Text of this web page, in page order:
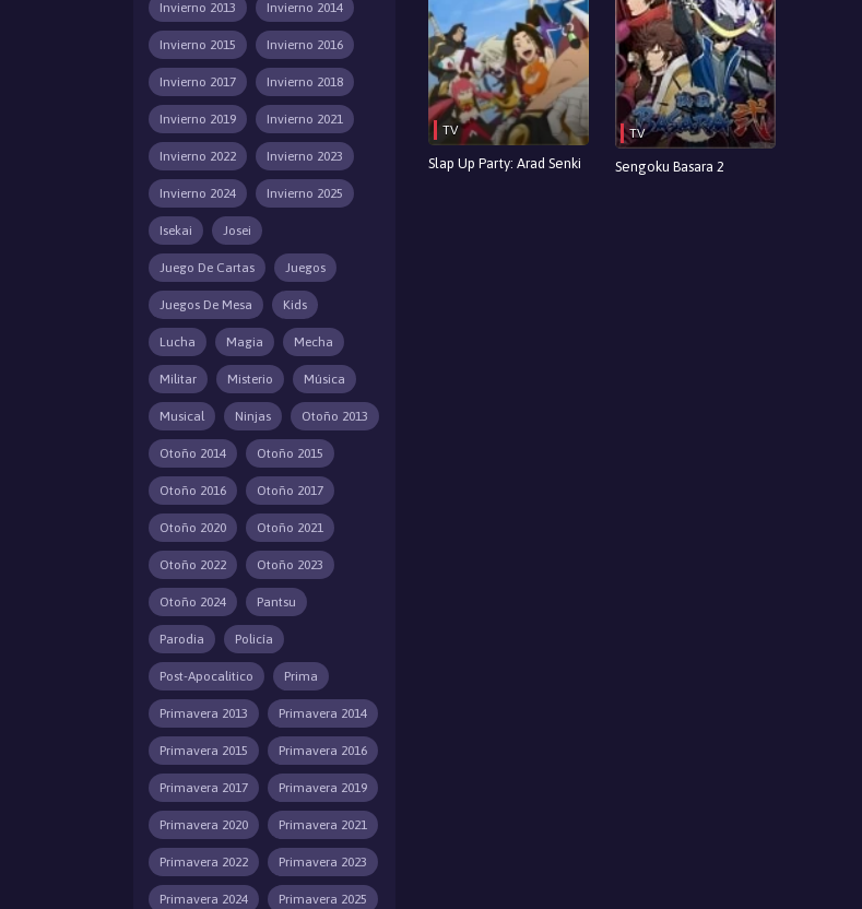
Invierno 2013 Invierno 2014
Invierno 2015 Invierno 2016
Invierno 2017 Invierno 2018
Invierno 2019 Invierno 2021
Invierno 2022 Invierno 2023
Invierno 2024 Invierno 2025
Isekai Josei
Juego De Cartas Juegos
Juegos De Mesa Kids
Lucha Magia Mecha
Militar Misterio Música
Musical Ninjas Otoño 2013
Otoño 2014 Otoño 2015
Otoño 2016 Otoño 2017
Otoño 2020 Otoño 2021
Otoño 2022 Otoño 2023
Otoño 2024 Pantsu
Parodia Policía
Post-Apocalitico Prima
Primavera 2013 Primavera 2014
Primavera 2015 Primavera 2016
Primavera 2017 Primavera 2019
Primavera 2020 Primavera 2021
Primavera 2022 Primavera 2023
Primavera 2024 Primavera 2025
TV
Slap Up Party: Arad Senki
TV
Sengoku Basara 2